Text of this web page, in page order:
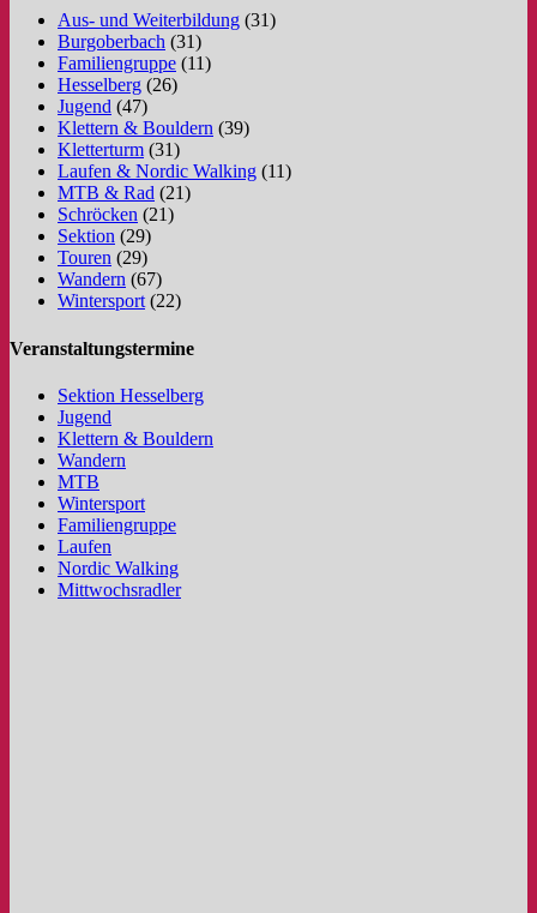
Aus- und Weiterbildung (31)
Burgoberbach (31)
Familiengruppe (11)
Hesselberg (26)
Jugend (47)
Klettern & Bouldern (39)
Kletterturm (31)
Laufen & Nordic Walking (11)
MTB & Rad (21)
Schröcken (21)
Sektion (29)
Touren (29)
Wandern (67)
Wintersport (22)
Veranstaltungstermine
Sektion Hesselberg
Jugend
Klettern & Bouldern
Wandern
MTB
Wintersport
Familiengruppe
Laufen
Nordic Walking
Mittwochsradler